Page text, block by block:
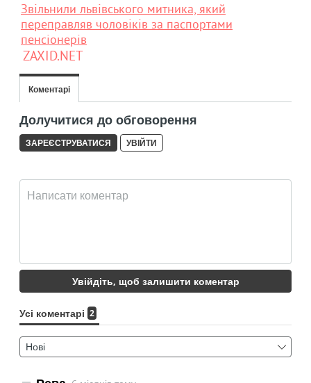
Звільнили львівського митника, який
переправляв чоловіків за паспортами
пенсіонерів
ZAXID.NET